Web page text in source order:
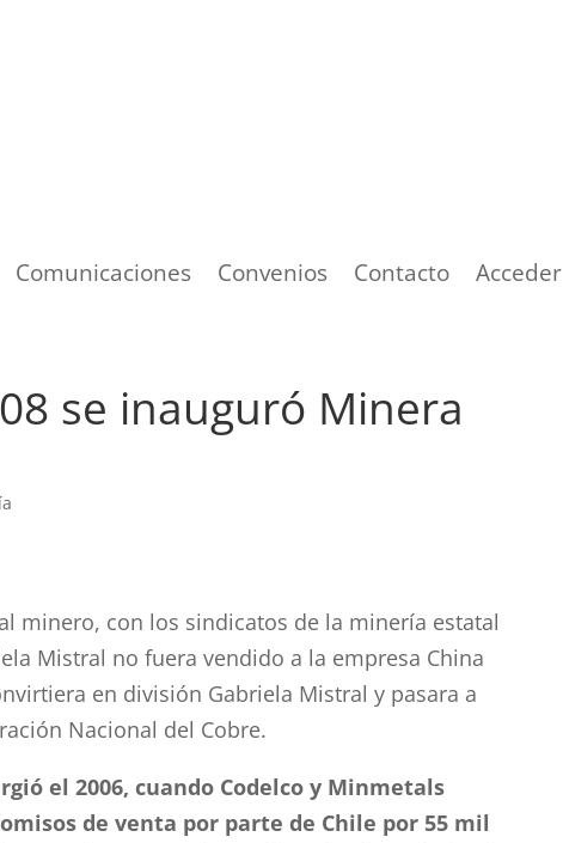
Comunicaciones Convenios Contacto Acceder
se inauguró Minera
minero, con los sindicatos de la minería estatal
Mistral no fuera vendido a la empresa China
en división Gabriela Mistral y pasara a
Nacional del Cobre.
el 2006, cuando Codelco y Minmetals
de venta por parte de Chile por 55 mil